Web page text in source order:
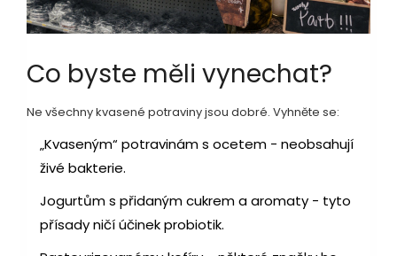
Co byste měli vynechat?
Ne všechny kvasené potraviny jsou dobré. Vyhněte se:
„Kvaseným“ potravinám s ocetem - neobsahují
živé bakterie.
Jogurtům s přidaným cukrem a aromaty - tyto
přísady ničí účinek probiotik.